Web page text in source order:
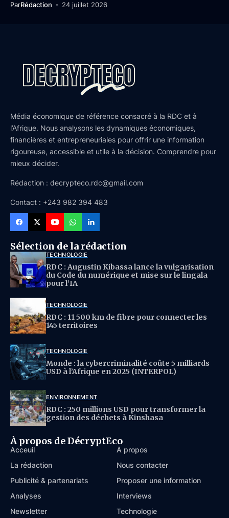
ParRédaction 24 juillet 2026
Média économique de référence consacré à la RDC et à
l’Afrique. Nous analysons les dynamiques économiques,
financières et entrepreneuriales pour offrir une information
rigoureuse, accessible et utile à la décision. Comprendre pour
mieux décider.
Rédaction : decrypteco.rdc@gmail.com
Contact : +243 982 394 483
Sélection de la rédaction
TECHNOLOGIE
RDC : Augustin Kibassa lance la vulgarisation
du Code du numérique et mise sur le lingala
pour l’IA
TECHNOLOGIE
RDC : 11 500 km de fibre pour connecter les
145 territoires
TECHNOLOGIE
Monde : la cybercriminalité coûte 5 milliards
USD à l’Afrique en 2025 (INTERPOL)
ENVIRONNEMENT
RDC : 250 millions USD pour transformer la
gestion des déchets à Kinshasa
À propos de DécryptEco
Acceuil
À propos
La rédaction
Nous contacter
Publicité & partenariats
Proposer une information
Analyses
Interviews
Newsletter
Technologie